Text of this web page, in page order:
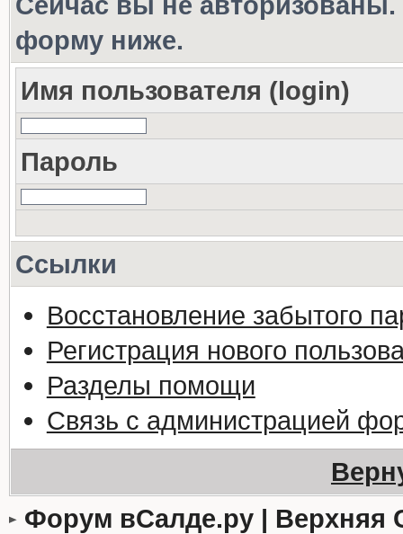
форму ниже.
Имя пользователя (login)
Пароль
Ссылки
Восстановление забытого
Регистрация нового
Разделы помощи
Связь с администрацией
Форум вСалде.ру | Верхняя